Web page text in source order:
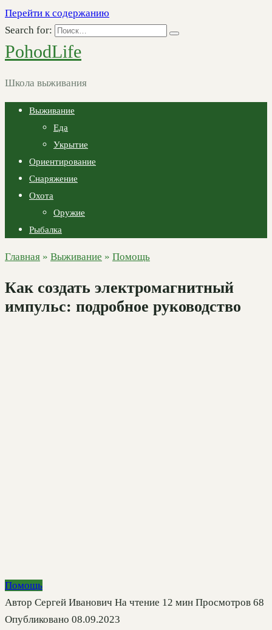
Перейти к содержанию
Search for:
PohodLife
Школа выживания
Выживание
Еда
Укрытие
Ориентирование
Снаряжение
Охота
Оружие
Рыбалка
Главная » Выживание » Помощь
Как создать электромагнитный
импульс: подробное руководство
Помощь
Автор Сергей Иванович На чтение 12 мин Просмотров 68
Опубликовано 08.09.2023